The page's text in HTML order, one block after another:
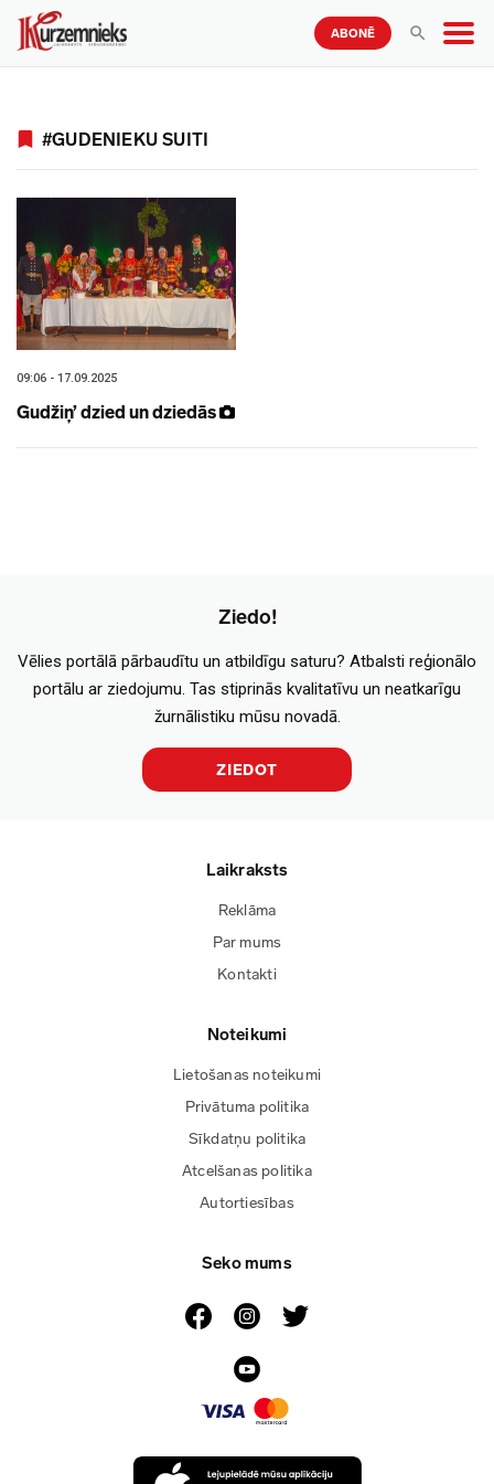
ABONĒ
#GUDENIEKU SUITI
09:06 - 17.09.2025
Gudžiņ’ dzied un dziedās
Ziedo!
Vēlies portālā pārbaudītu un atbildīgu saturu? Atbalsti reģionālo
portālu ar ziedojumu. Tas stiprinās kvalitatīvu un neatkarīgu
žurnālistiku mūsu novadā.
ZIEDOT
Laikraksts
Reklāma
Par mums
Kontakti
Noteikumi
Lietošanas noteikumi
Privātuma politika
Sīkdatņu politika
Atcelšanas politika
Autortiesības
Seko mums